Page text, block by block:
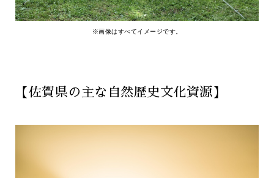
※画像はすべてイメージです。
【佐賀県の主な自然歴史文化資源】